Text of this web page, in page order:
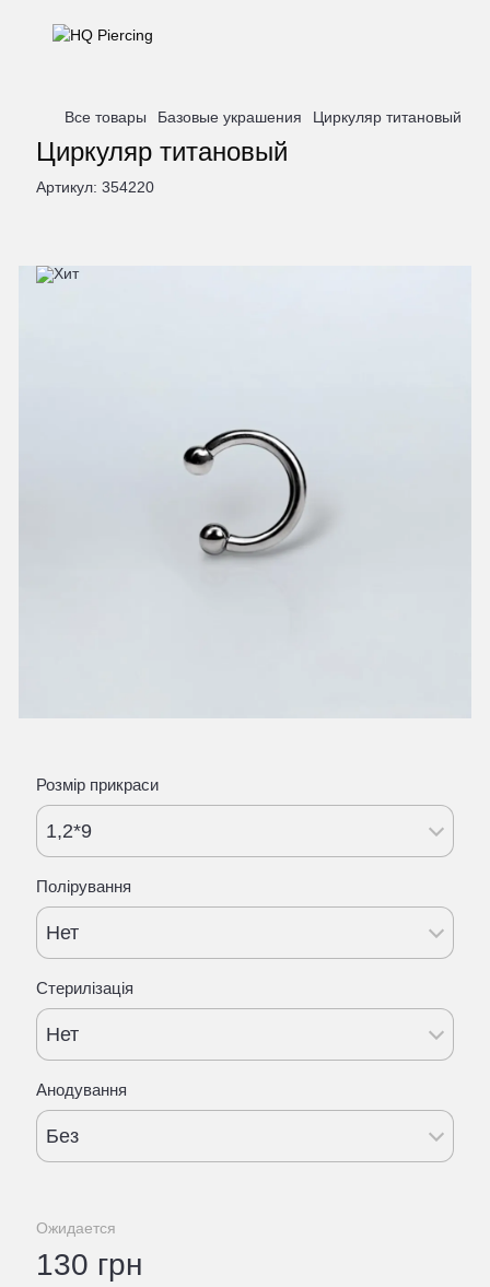
Все товары Базовые украшения Циркуляр титановый
Циркуляр титановый
Артикул: 354220
Розмір прикраси
1,2*9
Полірування
Нет
Стерилізація
Нет
Анодування
Без
Ожидается
130 грн